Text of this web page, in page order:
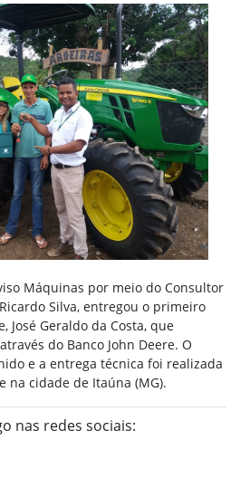
Máquinas por meio do Consultor
Silva, entregou o primeiro
José Geraldo da Costa, que
do Banco John Deere. O
e a entrega técnica foi realizada
na cidade de Itaúna (MG).
nas redes sociais: